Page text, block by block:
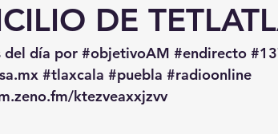
DE
del día por #objetivoAM #endirecto
#tlaxcala #puebla #radioonline
ktezveaxxjzvv